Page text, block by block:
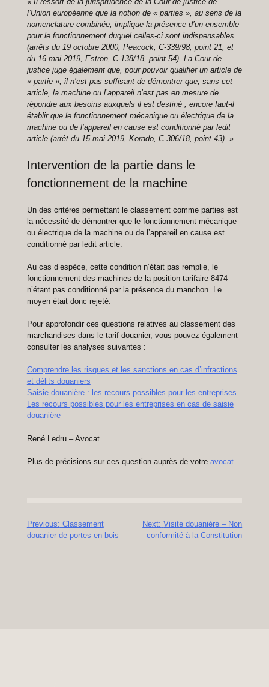
l’Union européenne que la notion de « parties », au sens de la
nomenclature combinée, implique la présence d’un ensemble
pour le fonctionnement duquel celles-ci sont indispensables
(arrêts du 19 octobre 2000, Peacock, C-339/98, point 21, et
du 16 mai 2019, Estron, C-138/18, point 54). La Cour de
justice juge également que, pour pouvoir qualifier un article de
« partie », il n’est pas suffisant de démontrer que, sans cet
article, la machine ou l’appareil n’est pas en mesure de
répondre aux besoins auxquels il est destiné ; encore faut-il
établir que le fonctionnement mécanique ou électrique de la
machine ou de l’appareil en cause est conditionné par ledit
article (arrêt du 15 mai 2019, Korado, C-306/18, point 43). »
Intervention de la partie dans le
fonctionnement de la machine
Un des critères permettant le classement comme parties est
la nécessité de démontrer que le fonctionnement mécanique
ou électrique de la machine ou de l’appareil en cause est
conditionné par ledit article.
Au cas d’espèce, cette condition n’était pas remplie, le
fonctionnement des machines de la position tarifaire 8474
n’étant pas conditionné par la présence du manchon. Le
moyen était donc rejeté.
Pour approfondir ces questions relatives au classement des
marchandises dans le tarif douanier, vous pouvez également
consulter les analyses suivantes :
Comprendre les risques et les sanctions en cas d’infractions
et délits douaniers
Saisie douanière : les recours possibles pour les entreprises
Les recours possibles pour les entreprises en cas de saisie
douanière
René Ledru – Avocat
Plus de précisions sur ces question auprès de votre avocat.
Navigation
de
Previous: Classement
douanier de portes en bois
Next: Visite douanière – Non
conformité à la Constitution